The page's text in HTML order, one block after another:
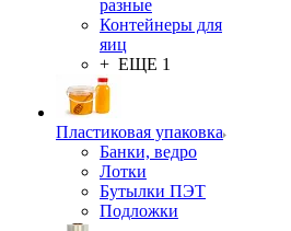
разные
Контейнеры для
яиц
+ ЕЩЕ 1
Пластиковая упаковка
Банки, ведро
Лотки
Бутылки ПЭТ
Подложки